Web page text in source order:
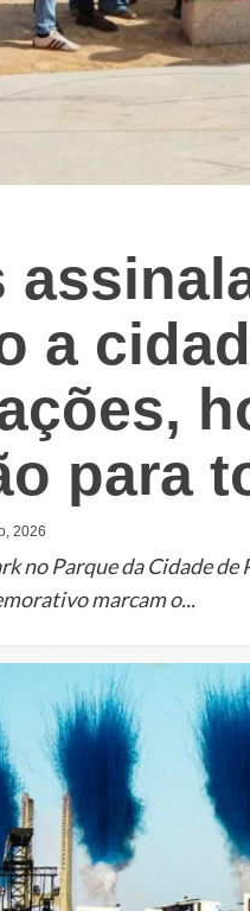
a
para
2026
no Parque da Cidade de
marcam o...